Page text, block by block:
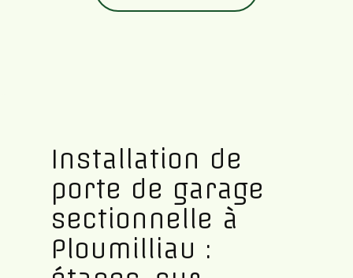
Installation de
porte de garage
sectionnelle à
Ploumilliau :